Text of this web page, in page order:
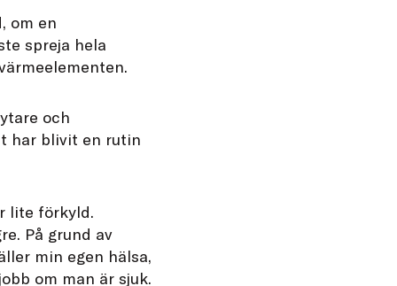
om en
spreja hela
och
har blivit en rutin
lite förkyld.
På grund av
min egen hälsa,
om man är sjuk.